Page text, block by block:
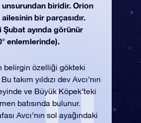
unsurundan biridir. Orion
ailesinin bir parçasıdır.
Şubat ayında görünür
enlemlerinde).
belirgin özelliği gökteki
takım yıldızı dev Avcı’nın
ve Büyük Köpek’teki
batısında bulunur.
Avcı’nın sol ayağındaki